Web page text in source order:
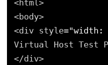
<html>
<body>
<div style="width:
Virtual Host Test
</div>